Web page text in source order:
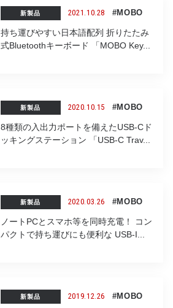
新製品 2021.10.28 #MOBO
持ち運びやすい日本語配列 折りたたみ
式Bluetoothキーボード 「MOBO Key...
新製品 2020.10.15 #MOBO
8種類の入出力ポートを備えたUSB-Cド
ッキングステーション 「USB-C Trav...
新製品 2020.03.26 #MOBO
ノートPCとスマホ等を同時充電！ コン
パクトで持ち運びにも便利な USB-I...
新製品 2019.12.26 #MOBO